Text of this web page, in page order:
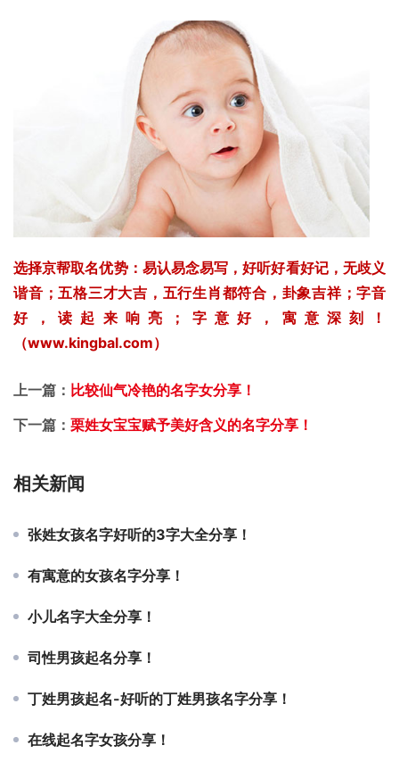
选择京帮取名优势：易认易念易写，好听好看好记，无歧义
谐音；五格三才大吉，五行生肖都符合，卦象吉祥；字音
好，读起来响亮；字意好，寓意深刻！
（www.kingbal.com）
上一篇： 比较仙气冷艳的名字女分享！
下一篇： 栗姓女宝宝赋予美好含义的名字分享！
相关新闻
张姓女孩名字好听的3字大全分享！
有寓意的女孩名字分享！
小儿名字大全分享！
司性男孩起名分享！
丁姓男孩起名-好听的丁姓男孩名字分享！
在线起名字女孩分享！